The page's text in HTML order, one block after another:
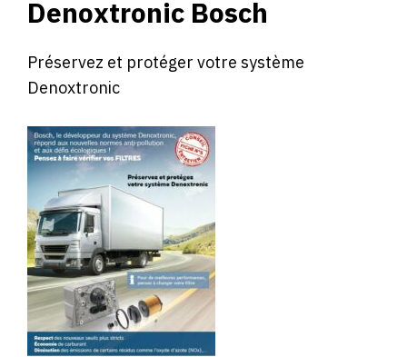
Denoxtronic Bosch
Préservez et protéger votre système
Denoxtronic